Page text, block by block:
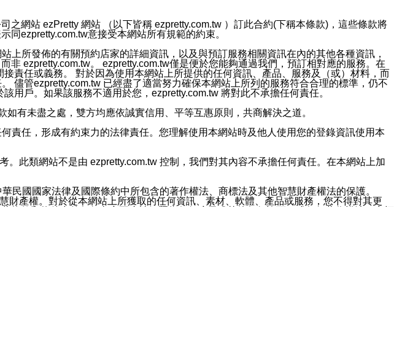
子郵件供您參考。您能依照該資料或電子郵件所指示之方法、說明或功能連結，隨時
知型訊息。
送。滿足以下三個條件者，將可收到通知型訊息。
網站 ezPretty 網站 （以下皆稱 ezpretty.com.tw ）訂此合約(下稱本條款)，這些條款將
ezpretty.com.tw意接受本網站所有規範的約束。
所發佈的有關預約店家的詳細資訊，以及與預訂服務相關資訊在內的其他各種資訊，
ezpretty.com.tw。 ezpretty.com.tw僅是便於您能夠通過我們，預訂相對應的服務。在
責任或義務。 對於因為使用本網站上所提供的任何資訊、產品、服務及（或）材料，而
儘管ezpretty.com.tw 已經盡了適當努力確保本網站上所列的服務符合合理的標準，仍不
用戶。如果該服務不適用於您，ezpretty.com.tw 將對此不承擔任何責任。
有未盡之處，雙方均應依誠實信用、平等互惠原則，共商解決之道。
責任，形成有約束力的法律責任。您理解使用本網站時及他人使用您的登錄資訊使用本
此類網站不是由 ezpretty.com.tw 控制，我們對其內容不承擔任何責任。在本網站上加
國國家法律及國際條約中所包含的著作權法、商標法及其他智慧財產權法的保護。
產權。對於從本網站上所獲取的任何資訊、素材、軟體、產品或服務，您不得對其更